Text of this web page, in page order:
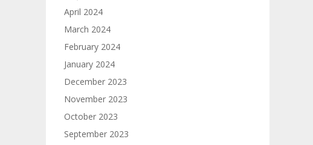
April 2024
March 2024
February 2024
January 2024
December 2023
November 2023
October 2023
September 2023